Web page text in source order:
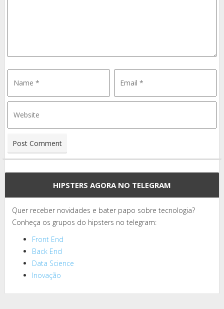
HIPSTERS AGORA NO TELEGRAM
Quer receber novidades e bater papo sobre tecnologia?
Conheça os grupos do hipsters no telegram:
Front End
Back End
Data Science
Inovação